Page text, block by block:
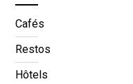
Cafés
Restos
Hôtels